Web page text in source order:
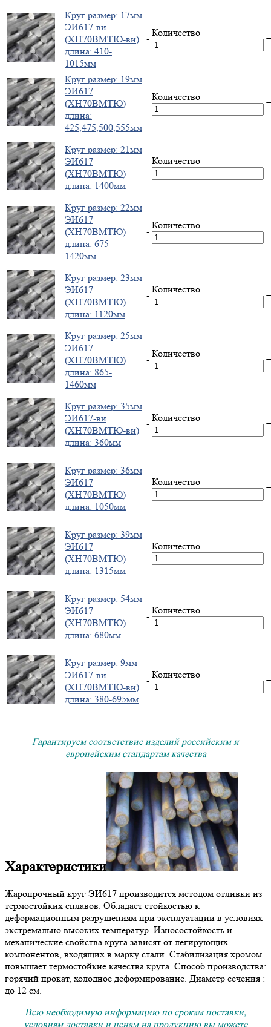
Круг размер: 17мм
ЭИ617-ви
(ХН70ВМТЮ-ви)
длина: 410-
1015мм
-
Количество
+
Круг размер: 19мм
ЭИ617
(ХН70ВМТЮ)
длина:
425,475,500,555мм
-
Количество
+
Круг размер: 21мм
ЭИ617
(ХН70ВМТЮ)
длина: 1400мм
-
Количество
+
Круг размер: 22мм
ЭИ617
(ХН70ВМТЮ)
длина: 675-
1420мм
-
Количество
+
Круг размер: 23мм
ЭИ617
(ХН70ВМТЮ)
длина: 1120мм
-
Количество
+
Круг размер: 25мм
ЭИ617
(ХН70ВМТЮ)
длина: 865-
1460мм
-
Количество
+
Круг размер: 35мм
ЭИ617-ви
(ХН70ВМТЮ-ви)
длина: 360мм
-
Количество
+
Круг размер: 36мм
ЭИ617
(ХН70ВМТЮ)
длина: 1050мм
-
Количество
+
Круг размер: 39мм
ЭИ617
(ХН70ВМТЮ)
длина: 1315мм
-
Количество
+
Круг размер: 54мм
ЭИ617
(ХН70ВМТЮ)
длина: 680мм
-
Количество
+
Круг размер: 9мм
ЭИ617-ви
(ХН70ВМТЮ-ви)
длина: 380-695мм
-
Количество
+
Гарантируем соответствие изделий российским и
европейским стандартам качества
Характеристики
Жаропрочный круг ЭИ617 производится методом отливки из
термостойких сплавов. Обладает стойкостью к
деформационным разрушениям при эксплуатации в условиях
экстремально высоких температур. Износостойкость и
механические свойства круга зависят от легирующих
компонентов, входящих в марку стали. Стабилизация хромом
повышает термостойкие качества круга. Способ производства:
горячий прокат, холодное деформирование. Диаметр сечения :
до 12 см.
Всю необходимую информацию по срокам поставки,
условиям доставки и ценам на продукцию вы можете